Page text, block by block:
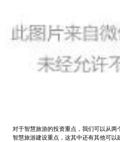
对于智慧旅游的投资重点，我们可以从两
智慧旅游建设重点，这其中还有其他可